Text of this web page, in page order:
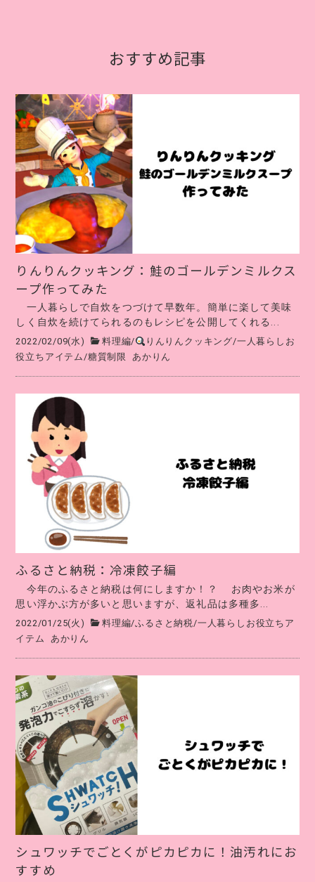
おすすめ記事
りんりんクッキング：鮭のゴールデンミルクス
ープ作ってみた
一人暮らしで自炊をつづけて早数年。簡単に楽して美味
しく自炊を続けてられるのもレシピを公開してくれる...
2022/02/09(水) 料理編/ りんりんクッキング/一人暮らしお
役立ちアイテム/糖質制限 あかりん
ふるさと納税：冷凍餃子編
今年のふるさと納税は何にしますか！？ お肉やお米が
思い浮かぶ方が多いと思いますが、返礼品は多種多...
2022/01/25(火) 料理編/ふるさと納税 /一人暮らしお役立ちア
イテム
あかりん
シュワッチでごとくがピカピカに！油汚れにお
すすめ